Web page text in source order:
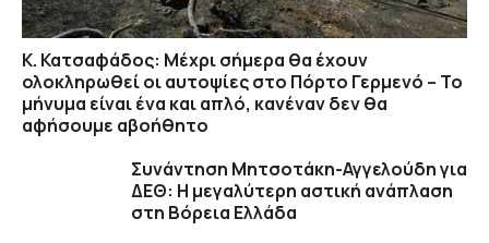
Κ. Κατσαφάδος: Μέχρι σήμερα θα έχουν
ολοκληρωθεί οι αυτοψίες στο Πόρτο Γερμενό – Το
μήνυμα είναι ένα και απλό, κανέναν δεν θα
αφήσουμε αβοήθητο
Συνάντηση Μητσοτάκη-Αγγελούδη για
ΔΕΘ: Η μεγαλύτερη αστική ανάπλαση
στη Βόρεια Ελλάδα